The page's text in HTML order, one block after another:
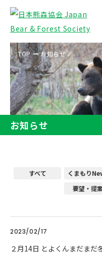
TOP お知らせ
お知らせ
すべて くまもり
要望・提
2023/02/17
２月14日 とよくんまだまだ